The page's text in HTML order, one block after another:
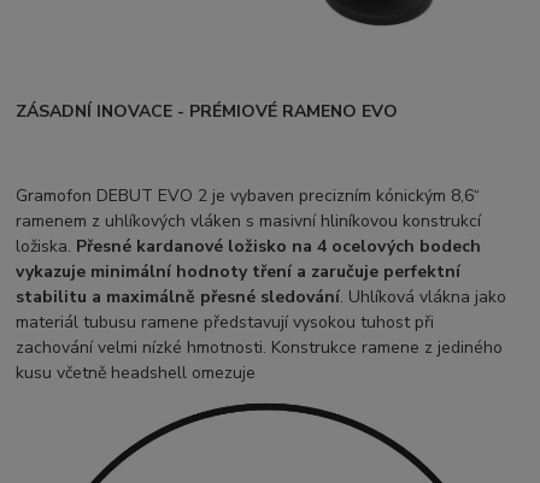
ZÁSADNÍ INOVACE - PRÉMIOVÉ RAMENO EVO
Gramofon DEBUT EVO 2 je vybaven precizním kónickým 8,6“
ramenem z uhlíkových vláken s masivní hliníkovou konstrukcí
ložiska. Přesné kardanové ložisko na 4 ocelových bodech
vykazuje minimální hodnoty tření a zaručuje perfektní
stabilitu a maximálně přesné sledování. Uhlíková vlákna jako
materiál tubusu ramene představují vysokou tuhost při
zachování velmi nízké hmotnosti. Konstrukce ramene z jediného
kusu včetně headshell omezuje